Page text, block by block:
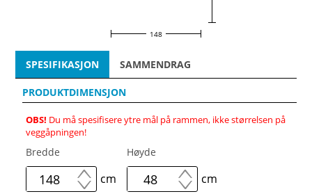
148
SPESIFIKASJON SAMMENDRAG
PRODUKTDIMENSJON
OBS! Du må spesifisere ytre mål på rammen, ikke størrelsen på
veggåpningen!
Bredde
cm
Høyde
cm